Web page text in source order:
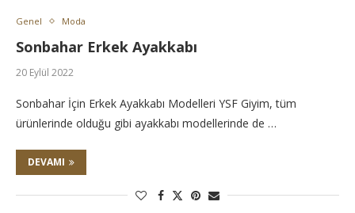
Genel Moda
Sonbahar Erkek Ayakkabı
20 Eylül 2022
Sonbahar İçin Erkek Ayakkabı Modelleri YSF Giyim, tüm
ürünlerinde olduğu gibi ayakkabı modellerinde de …
DEVAMI